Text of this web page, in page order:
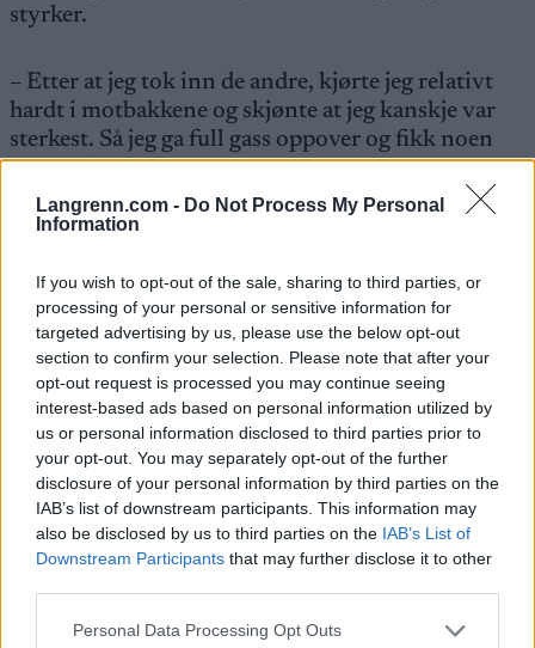
Langrenn.com - Do Not Process My Personal
Information
If you wish to opt-out of the sale, sharing to third parties, or
processing of your personal or sensitive information for
targeted advertising by us, please use the below opt-out
section to confirm your selection. Please note that after your
opt-out request is processed you may continue seeing
interest-based ads based on personal information utilized by
us or personal information disclosed to third parties prior to
your opt-out. You may separately opt-out of the further
disclosure of your personal information by third parties on the
IAB’s list of downstream participants. This information may
also be disclosed by us to third parties on the IAB’s List of
Downstream Participants that may further disclose it to other
Please note that this website/app uses one or more Google
Personal Data Processing Opt Outs
styrker.
– Etter at jeg tok inn de andre, kjørte jeg relativt
hardt i motbakkene og skjønte at jeg kanskje var
sterkest. Så jeg ga full gass oppover og fikk noen
meter, sier Mehl.
Derifra økte han luka jevnt, og var altså i mål
Den hardt satsende eliterytteren forklarer at han
valgte UltraBirken i år blant annet fordi han har
slitt med skader og dårlig form i flere måneder.
– Når formen er som den er, var det greit å bytte ut
bensin med diesel, slik som det blir jo lenger det
blir, sier Mehl.
2. Marius Fjeld, 4:51:51